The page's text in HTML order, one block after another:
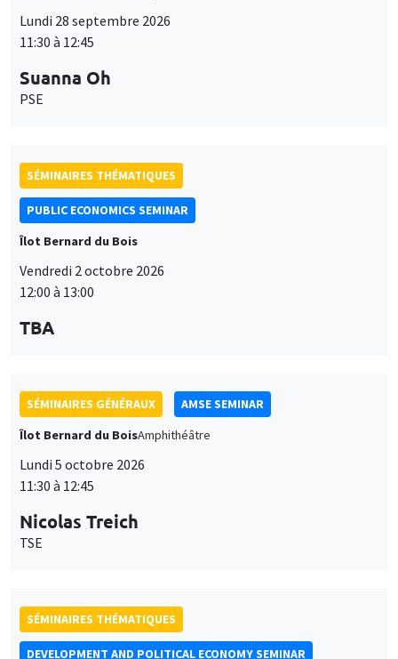
Lundi 28 septembre 2026
11:30 à 12:45
Suanna Oh
PSE
SÉMINAIRES THÉMATIQUES
PUBLIC ECONOMICS SEMINAR
Îlot Bernard du Bois
Vendredi 2 octobre 2026
12:00 à 13:00
TBA
SÉMINAIRES GÉNÉRAUX
AMSE SEMINAR
Îlot Bernard du BoisAmphithéâtre
Lundi 5 octobre 2026
11:30 à 12:45
Nicolas Treich
TSE
SÉMINAIRES THÉMATIQUES
DEVELOPMENT AND POLITICAL ECONOMY SEMINAR